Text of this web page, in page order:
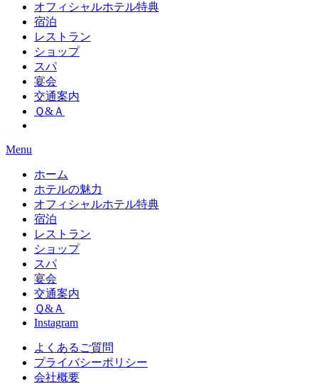
オフィシャルホテル特典
宿泊
レストラン
ショップ
スパ
宴会
交通案内
Ｑ&Ａ
Menu
ホーム
ホテルの魅力
オフィシャルホテル特典
宿泊
レストラン
ショップ
スパ
宴会
交通案内
Ｑ&Ａ
Instagram
よくあるご質問
プライバシーポリシー
会社概要